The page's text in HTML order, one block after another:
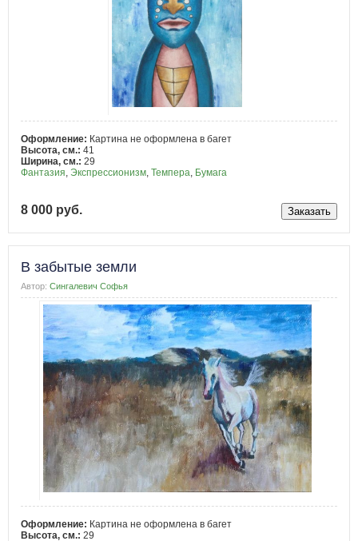
Оформление: Картина не оформлена в багет
Высота, см.: 41
Ширина, см.: 29
Фантазия Экспрессионизм Темпера Бумага
8 000 руб.
В забытые земли
Автор: Сингалевич Софья
Оформление: Картина не оформлена в багет
Высота, см.: 29